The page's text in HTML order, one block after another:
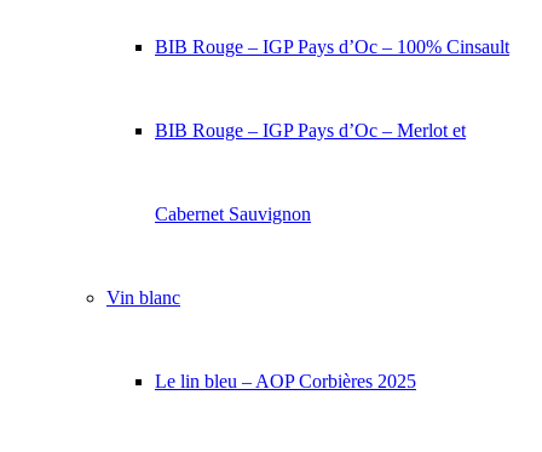
BIB Rouge – IGP Pays d’Oc – 100% Cinsault
BIB Rouge – IGP Pays d’Oc – Merlot et
Cabernet Sauvignon
Vin blanc
Le lin bleu – AOP Corbières 2025